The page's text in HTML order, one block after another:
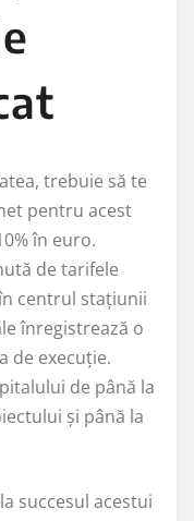
trebuie să te
pentru acest
în euro.
de tarifele
centrul stațiunii
înregistrează o
de execuție.
de până la
și până la
succesul acestui